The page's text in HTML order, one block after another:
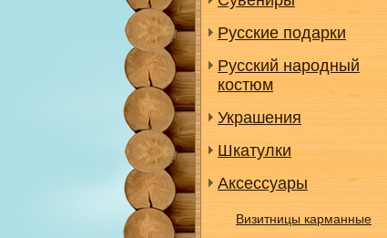
Русские подарки
Русский народный
костюм
Украшения
Шкатулки
Аксессуары
Визитницы карманные